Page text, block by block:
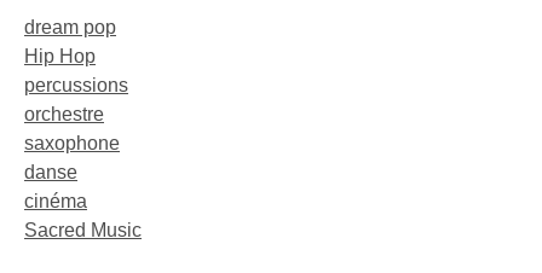
dream pop
Hip Hop
percussions
orchestre
saxophone
danse
cinéma
Sacred Music